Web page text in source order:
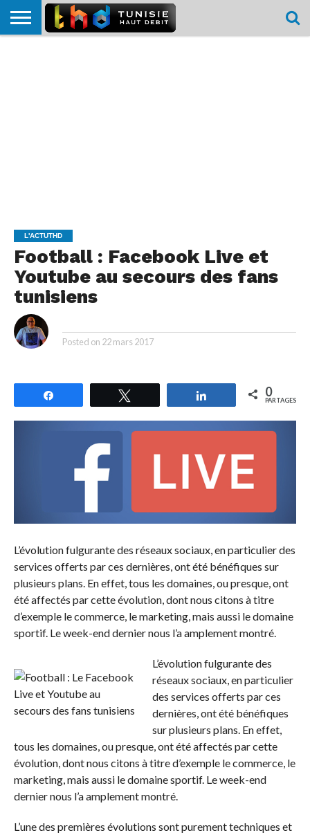
L'ACTUTHD
Football : Facebook Live et
Youtube au secours des fans
tunisiens
Posted on 22 mars 2017
Partagez 0
PARTAGES
L’évolution fulgurante des réseaux sociaux, en particulier des
services offerts par ces dernières, ont été bénéfiques sur
plusieurs plans. En effet, tous les domaines, ou presque, ont
été affectés par cette évolution, dont nous citons à titre
d’exemple le commerce, le marketing, mais aussi le domaine
sportif. Le week-end dernier nous l’a amplement montré.
L’évolution fulgurante des
réseaux sociaux, en particulier
des services offerts par ces
dernières, ont été bénéfiques
sur plusieurs plans. En effet,
tous les domaines, ou presque, ont été affectés par cette
évolution, dont nous citons à titre d’exemple le commerce, le
marketing, mais aussi le domaine sportif. Le week-end
dernier nous l’a amplement montré.
L’une des premières évolutions sont purement techniques et